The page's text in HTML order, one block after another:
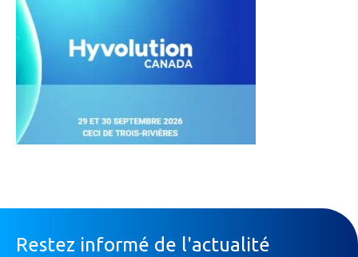
Restez informé de l'actualité